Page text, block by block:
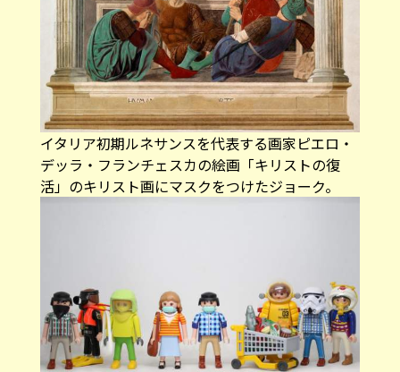
イタリア初期ルネサンスを代表する画家ピエロ・
デッラ・フランチェスカの絵画「キリストの復
活」のキリスト画にマスクをつけたジョーク。